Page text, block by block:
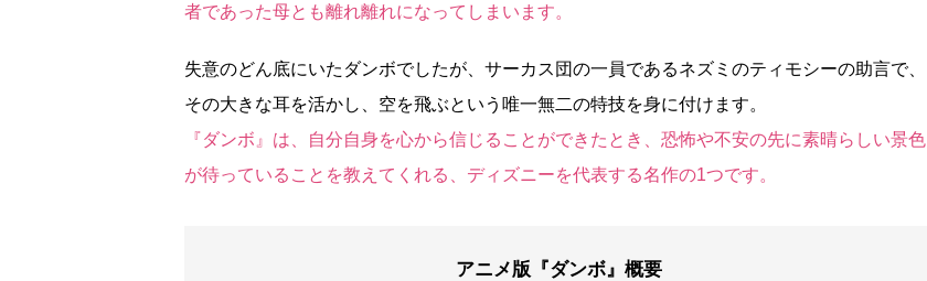
者であった母とも離れ離れになってしまいます。
失意のどん底にいたダンボでしたが、サーカス団の一員であるネズミのティモシーの助言で、
その大きな耳を活かし、空を飛ぶという唯一無二の特技を身に付けます。
『ダンボ』は、自分自身を心から信じることができたとき、恐怖や不安の先に素晴らしい景色
が待っていることを教えてくれる、ディズニーを代表する名作の1つです。
アニメ版『ダンボ』概要